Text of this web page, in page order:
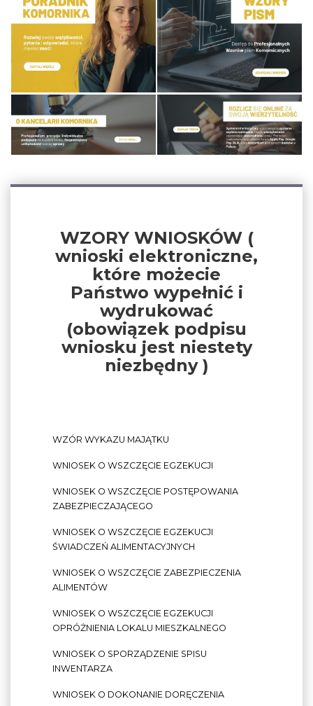
WZORY WNIOSKÓW (
wnioski elektroniczne,
które możecie
Państwo wypełnić i
wydrukować
(obowiązek podpisu
wniosku jest niestety
niezbędny )
WZÓR WYKAZU MAJĄTKU
WNIOSEK O WSZCZĘCIE EGZEKUCJI
WNIOSEK O WSZCZĘCIE POSTĘPOWANIA
ZABEZPIECZAJĄCEGO
WNIOSEK O WSZCZĘCIE EGZEKUCJI
ŚWIADCZEŃ ALIMENTACYJNYCH
WNIOSEK O WSZCZĘCIE ZABEZPIECZENIA
ALIMENTÓW
WNIOSEK O WSZCZĘCIE EGZEKUCJI
OPRÓŻNIENIA LOKALU MIESZKALNEGO
WNIOSEK O SPORZĄDZENIE SPISU
INWENTARZA
WNIOSEK O DOKONANIE DORĘCZENIA